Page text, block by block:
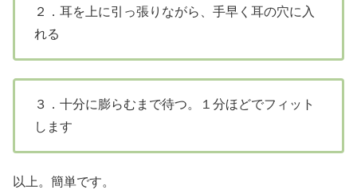
２．耳を上に引っ張りながら、手早く耳の穴に入
れる
３．十分に膨らむまで待つ。１分ほどでフィット
します
以上。簡単です。